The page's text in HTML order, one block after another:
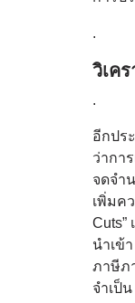
.
วิเค
.
อีกปร
ว่ากา
จดจำ
เพิ่มค
นำเข้
ภาษีภ
จำเป็น